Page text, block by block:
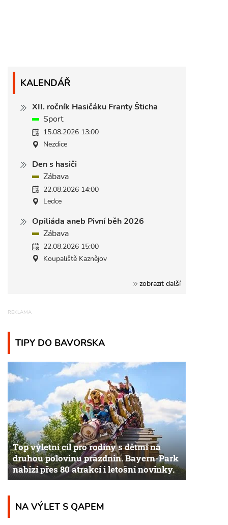
KALENDÁŘ
XII. ročník Hasičáku Franty Šticha
Sport
15.08.2026 13:00
Nezdice
Den s hasiči
Zábava
22.08.2026 14:00
Ledce
Opiliáda aneb Pivní běh 2026
Zábava
22.08.2026 15:00
Koupaliště Kaznějov
zobrazit další
TIPY DO BAVORSKA
Top výletní cíl pro rodiny s dětmi na
druhou polovinu prázdnin. Bayern-Park
nabízí přes 80 atrakcí i letošní novinky.
NA VÝLET S QAPEM